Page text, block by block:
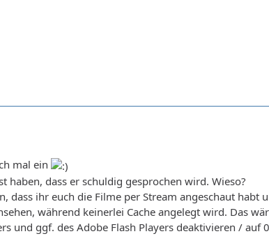
mal ein
haben, dass er schuldig gesprochen wird. Wieso?
dass ihr euch die Filme per Stream angeschaut habt
während keinerlei Cache angelegt wird. Das
und ggf. des Adobe Flash Players deaktivieren / auf